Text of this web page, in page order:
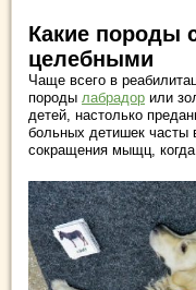
Какие породы
целебными
Чаще всего в
породы лабрадор или
детей, настолько
больных детишек часты
сокращения мыщц, когда